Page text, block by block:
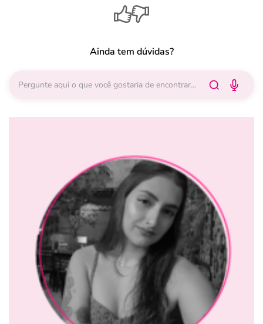
Ainda tem dúvidas?